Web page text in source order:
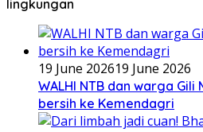
lingkungan
19 June 202619 June 2026
WALHI NTB dan warga
bersih ke Kemendagri